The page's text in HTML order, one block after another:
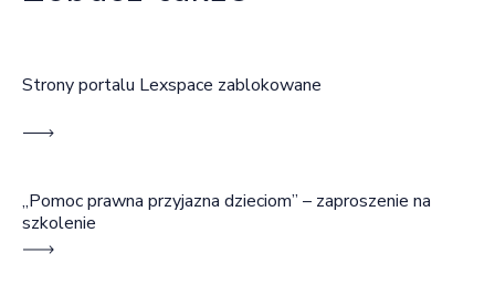
Strony portalu Lexspace zablokowane
„Pomoc prawna przyjazna dzieciom” – zaproszenie na
szkolenie